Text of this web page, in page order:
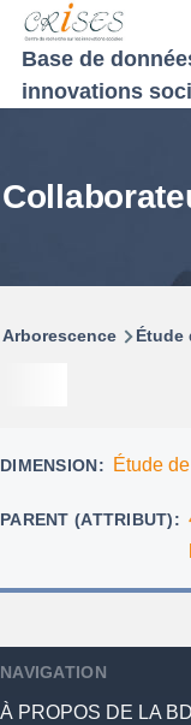
Aller au contenu
Base de
innovations
Fil
Arborescence Étude
DIMENSION Étude
PARENT (ATTRIBUT)
NAVIGATION
À PROPOS DE LA